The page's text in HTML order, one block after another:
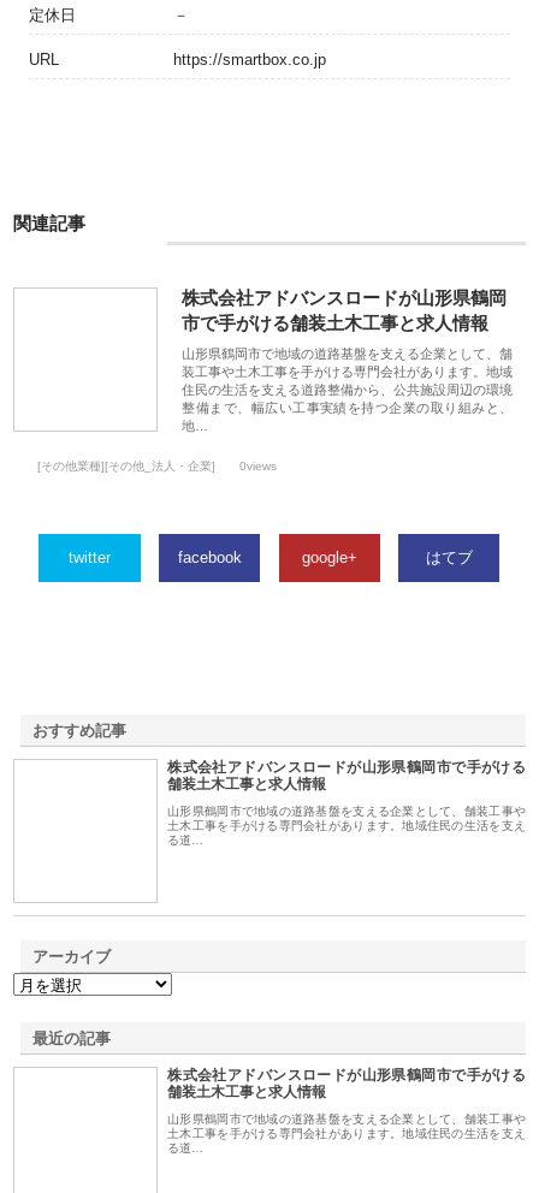
定休日 －
URL https://smartbox.co.jp
関連記事
株式会社アドバンスロードが山形県鶴岡
市で手がける舗装土木工事と求人情報
山形県鶴岡市で地域の道路基盤を支える企業として、舗
装工事や土木工事を手がける専門会社があります。地域
住民の生活を支える道路整備から、公共施設周辺の環境
整備まで、幅広い工事実績を持つ企業の取り組みと、
地…
[その他業種][その他_法人・企業] 0views
twitter facebook google+ はてブ
おすすめ記事
株式会社アドバンスロードが山形県鶴岡市で手がける
舗装土木工事と求人情報
山形県鶴岡市で地域の道路基盤を支える企業として、舗装工事や
土木工事を手がける専門会社があります。地域住民の生活を支え
る道…
アーカイブ
最近の記事
株式会社アドバンスロードが山形県鶴岡市で手がける
舗装土木工事と求人情報
山形県鶴岡市で地域の道路基盤を支える企業として、舗装工事や
土木工事を手がける専門会社があります。地域住民の生活を支え
る道…